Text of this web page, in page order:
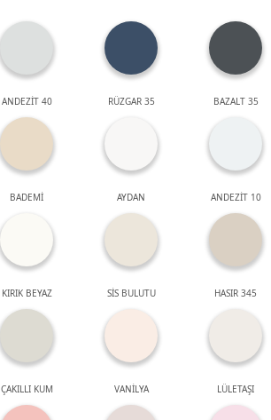
ANDEZİT 40 RÜZGAR 35 BAZALT 35
BADEMİ AYDAN ANDEZİT 10
KIRIK BEYAZ SİS BULUTU HASIR 345
ÇAKILLI KUM VANİLYA LÜLETAŞI